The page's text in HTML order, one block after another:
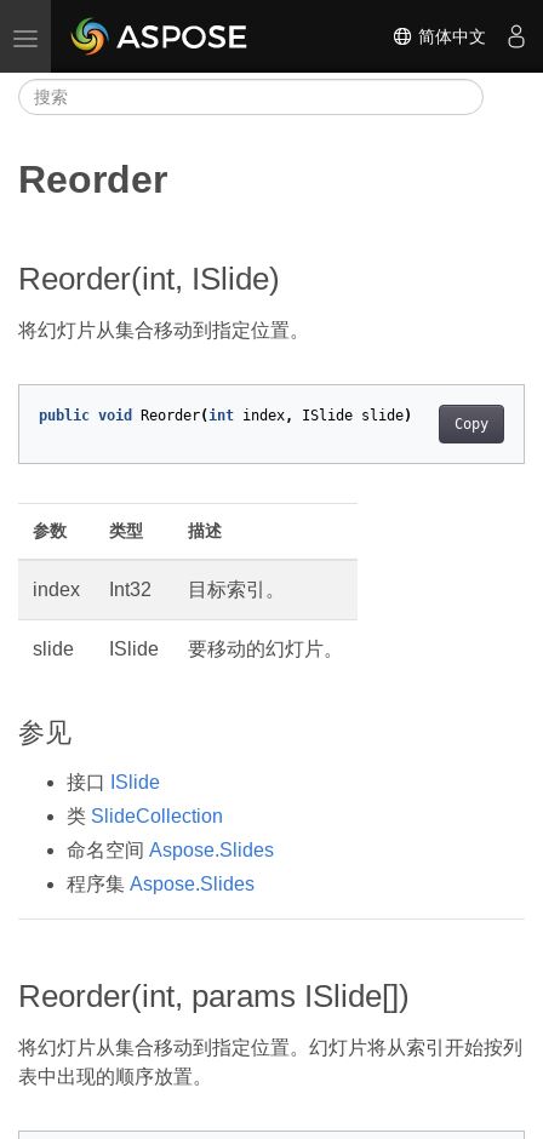
切换导航 简体中文
Reorder
Reorder(int, ISlide)
将幻灯片从集合移动到指定位置。
Copy
public void Reorder(int index, ISlide slide)
参数 类型 描述
index Int32 目标索引。
slide ISlide 要移动的幻灯片。
参见
接口
ISlide
类 SlideCollection
命名空间 Aspose.Slides
程序集 Aspose.Slides
Reorder(int, params ISlide[])
将幻灯片从集合移动到指定位置。幻灯片将从索引开始按列
表中出现的顺序放置。